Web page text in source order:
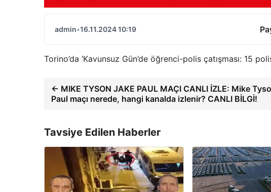
admin•16.11.2024 10:19
Torino’da ‘Kavunsuz Gün’de öğrenci-polis çatışması: 15
← MIKE TYSON JAKE PAUL MAÇI CANLI İZLE: Mike
Paul maçı nerede, hangi kanalda izlenir? CANLI BİLGİ!
Tavsiye Edilen Haberler